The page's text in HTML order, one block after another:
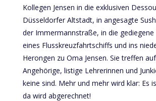
Kollegen Jensen in die exklusiven
Düsseldorfer Altstadt, in angesagte
der Immermannstraße, in die
eines Flusskreuzfahrtschiffs und ins
Herongen zu Oma Jensen. Sie treffen
Angehörige, listige Lehrerinnen und
keine sind. Mehr und mehr wird klar: Es
da wird abgerechnet!